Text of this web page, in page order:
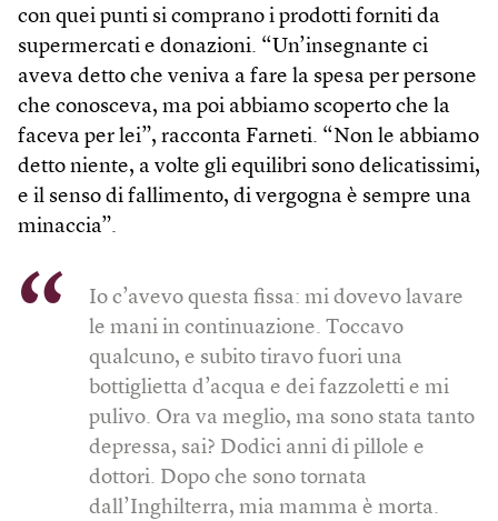
con quei punti si comprano i prodotti forniti da
supermercati e donazioni. “Un’insegnante ci
aveva detto che veniva a fare la spesa per persone
che conosceva, ma poi abbiamo scoperto che la
faceva per lei”, racconta Farneti. “Non le abbiamo
detto niente, a volte gli equilibri sono delicatissimi,
e il senso di fallimento, di vergogna è sempre una
minaccia”.
Io c’avevo questa fissa: mi dovevo lavare
le mani in continuazione. Toccavo
qualcuno, e subito tiravo fuori una
bottiglietta d’acqua e dei fazzoletti e mi
pulivo. Ora va meglio, ma sono stata tanto
depressa, sai? Dodici anni di pillole e
dottori. Dopo che sono tornata
dall’Inghilterra, mia mamma è morta.